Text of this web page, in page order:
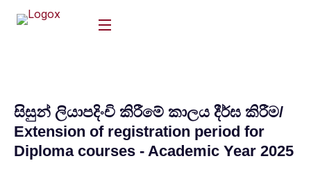
සිසුන් ලියාපදිංචි කිරීමේ කාලය දීර්ඝ කිරීම/
Extension of registration period for
Diploma courses - Academic Year 2025